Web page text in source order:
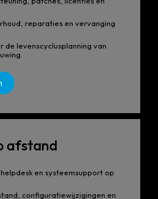
reparaties en vervanging
de levenscyclusplanning van
afstand
en systeemsupport op
configuratiewijzigingen en